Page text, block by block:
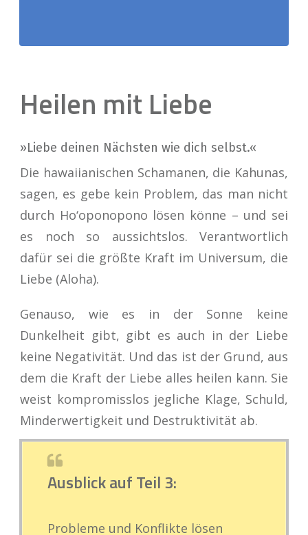
Heilen mit Liebe
»Liebe deinen Nächsten wie dich selbst.«
Die hawaiianischen Schamanen, die Kahunas,
sagen, es gebe kein Problem, das man nicht
durch Ho‘oponopono lösen könne – und sei
es noch so aussichtslos. Verantwortlich
dafür sei die größte Kraft im Universum, die
Liebe (Aloha).
Genauso, wie es in der Sonne keine
Dunkelheit gibt, gibt es auch in der Liebe
keine Negativität. Und das ist der Grund, aus
dem die Kraft der Liebe alles heilen kann. Sie
weist kompromisslos jegliche Klage, Schuld,
Minderwertigkeit und Destruktivität ab.
Ausblick auf Teil 3:
Probleme und Konflikte lösen